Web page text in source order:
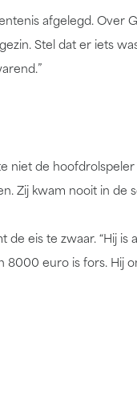
afgelegd. Over
Stel dat er iets
de hoofdrolspeler
Zij kwam nooit in de
eis te zwaar. “Hij
8000 euro is fors. Hij